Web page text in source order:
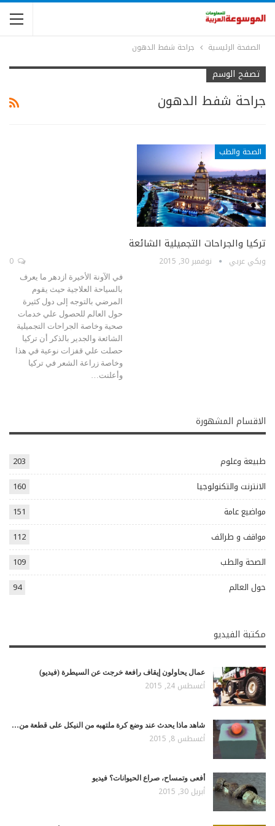
الصفحة الرئيسية جراحة شفط الدهون
تصفح الوسم
جراحة شفط الدهون
الصحة والطب
تركيا والجراحات التجميلية الشائعة
ويكي عربي نوفمبر 30, 2015
في الآونة الأخيرة ازدهر ما يعرف
بالسياحة العلاجية حيث يقوم
المرضي بالتوجه إلى دول كثيرة
حول العالم للحصول علي خدمات
صحية وخاصة الجراحات التجميلية
الشائعة والجدير بالذكر أن تركيا
حصلت علي قفزات نوعية في هذا
وخاصة زراعة الشعر في تركيا
وأعلنت…
الاقسام المشهورة
طبيعة وعلوم
203
الانترنت والتكنولوجيا
160
مواضيع عامة
151
مواقف و طرائف
112
الصحة والطب
109
حول العالم
94
مكتبة الفيديو
عمال يحاولون إيقاف رافعة خرجت عن السيطرة (فيديو)
أغسطس 24, 2015
شاهد ماذا يحدث عند وضع كرة ملتهبه من النيكل على قطعة من…
أغسطس 8, 2015
أفعى وتمساح، صراع الحيوانات؟ فيديو
أبريل 30, 2015